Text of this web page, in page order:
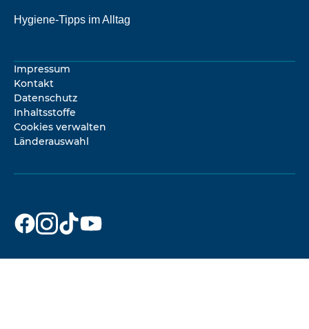
Hygiene-Tipps im Alltag
Impressum
Kontakt
Datenschutz
Inhaltsstoffe
Cookies verwalten
Länderauswahl
Dr. Beckmann
auf
Dr. Beckmann
auf
Dr. Beckmann
auf
Dr. Beckmann